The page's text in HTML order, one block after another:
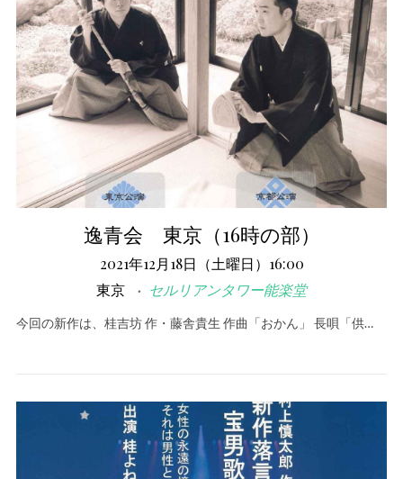
逸青会 東京（16時の部）
2021年12月18日（土曜日）16:00
東京
セルリアンタワー能楽堂
今回の新作は、桂吉坊 作・藤舎貴生 作曲「おかん」 長唄「供…